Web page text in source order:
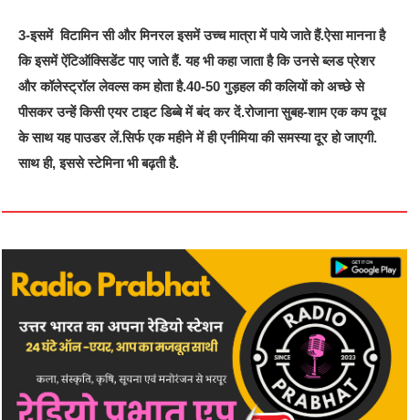
3-इसमें विटामिन सी और मिनरल इसमें उच्च मात्रा में पाये जाते हैं.ऐसा मानना है
कि इसमें ऐंटिऑक्सिडेंट पाए जाते हैं. यह भी कहा जाता है कि उनसे ब्लड प्रेशर
और कॉलेस्ट्रॉल लेवल्स कम होता है.40-50 गुड़हल की कलियों को अच्छे से
पीसकर उन्हें किसी एयर टाइट डिब्बे में बंद कर दें.रोजाना सुबह-शाम एक कप दूध
के साथ यह पाउडर लें.सिर्फ एक महीने में ही एनीमिया की समस्या दूर हो जाएगी.
साथ ही, इससे स्टेमिना भी बढ़ती है.